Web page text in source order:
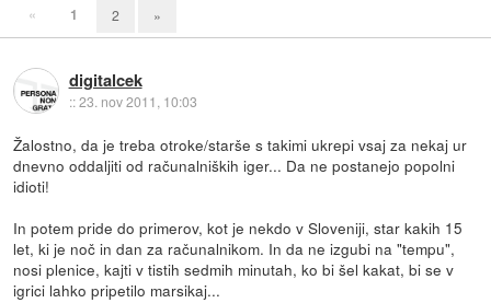
« 1 2 »
digitalcek
::23. nov 2011, 10:03
Žalostno, da je treba otroke/starše s takimi ukrepi vsaj za nekaj ur
dnevno oddaljiti od računalniških iger... Da ne postanejo popolni
idioti!
In potem pride do primerov, kot je nekdo v Sloveniji, star kakih 15
let, ki je noč in dan za računalnikom. In da ne izgubi na "tempu",
nosi plenice, kajti v tistih sedmih minutah, ko bi šel kakat, bi se v
igrici lahko pripetilo marsikaj...